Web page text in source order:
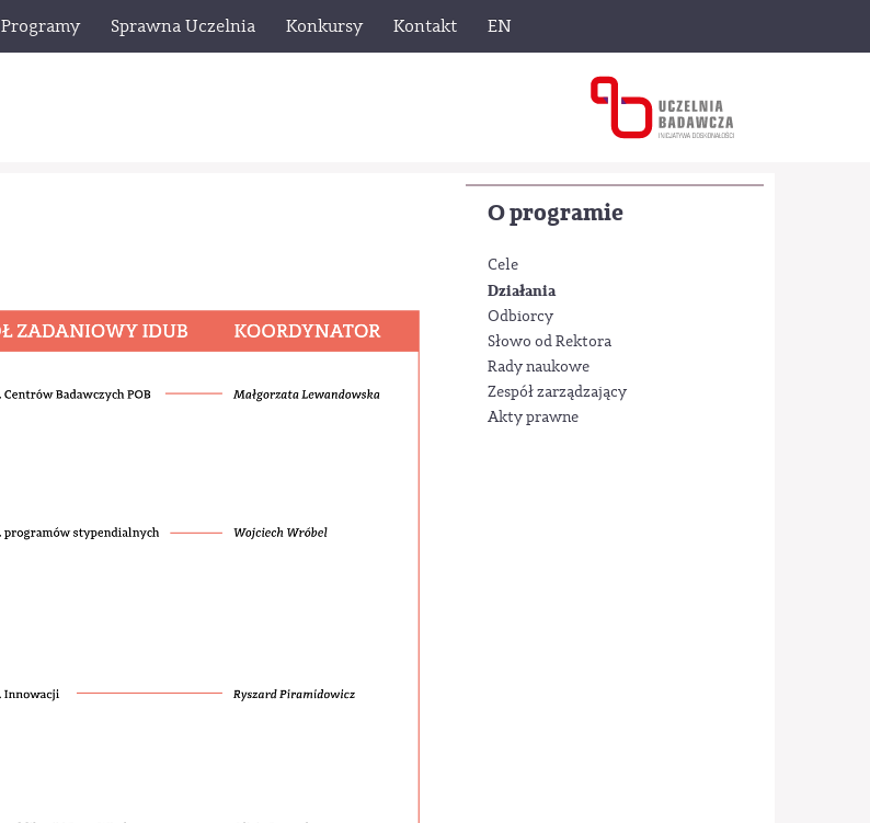
Programy Sprawna Uczelnia Konkursy Kontakt EN
O programie
Cele
Działania
Odbiorcy
Słowo od Rektora
Rady naukowe
Zespół zarządzający
Akty prawne